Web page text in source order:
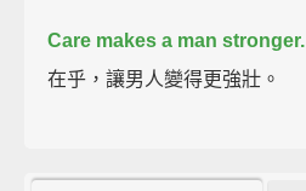
Care makes a man stronger.
在乎，讓男人變得更強壯。